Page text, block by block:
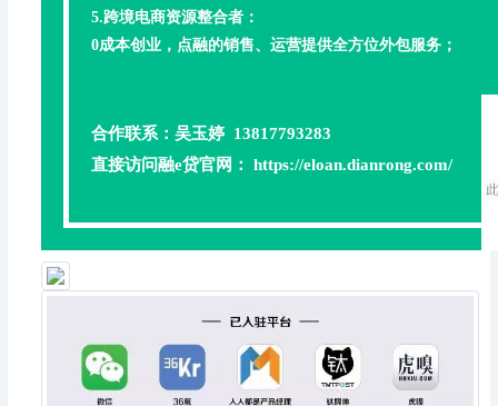
5.跨境电商资源整合者：
0成本创业，点融的销售、运营提供全方位外包服务；
合作联系：吴玉婷 13817793283
直接访问融e贷官网： https://eloan.dianrong.com/